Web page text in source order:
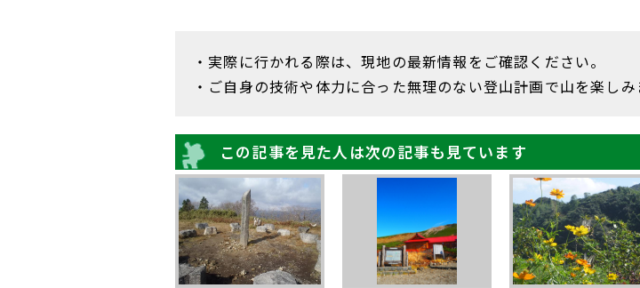
・実際に行かれる際は、現地の最新情報をご確認ください。
・ご自身の技術や体力に合った無理のない登山計画で山を楽しみ
この記事を見た人は次の記事も見ています